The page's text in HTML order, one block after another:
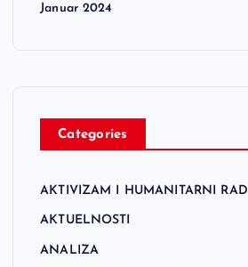
Januar 2024
Categories
AKTIVIZAM I HUMANITARNI RAD
AKTUELNOSTI
ANALIZA